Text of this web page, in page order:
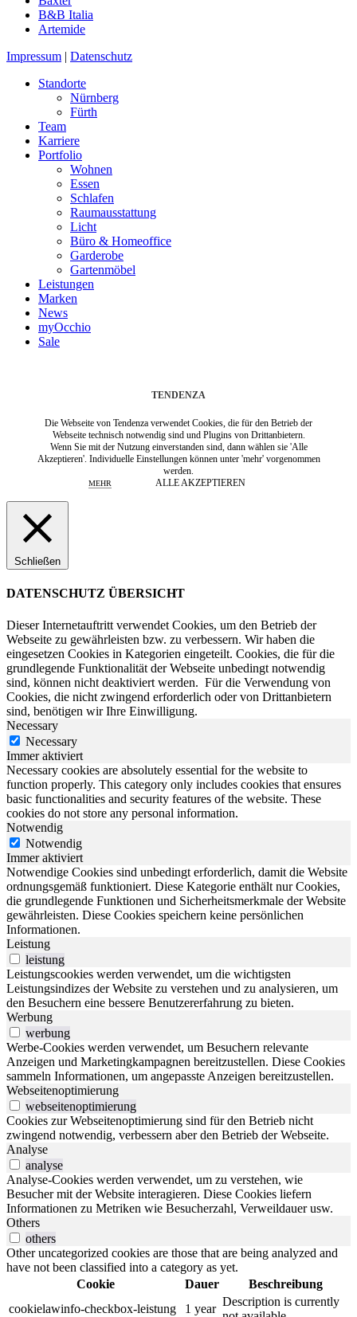
B&B Italia
Artemide
Impressum | Datenschutz
Standorte
Nürnberg
Fürth
Team
Karriere
Portfolio
Wohnen
Essen
Schlafen
Raumausstattung
Licht
Büro & Homeoffice
Garderobe
Gartenmöbel
Leistungen
Marken
News
myOcchio
Sale
TENDENZA
Die Webseite von Tendenza verwendet Cookies, die für den Betrieb der
Webseite technisch notwendig sind und Plugins von Drittanbietern.
Wenn Sie mit der Nutzung einverstanden sind, dann wählen sie 'Alle
Akzeptieren'. Individuelle Einstellungen können unter 'mehr' vorgenommen
werden.
MEHR ALLE AKZEPTIEREN
Schließen
DATENSCHUTZ ÜBERSICHT
Dieser Internetauftritt verwendet Cookies, um den Betrieb der
Webseite zu gewährleisten bzw. zu verbessern. Wir haben die
eingesetzen Cookies in Kategorien eingeteilt. Cookies, die für die
grundlegende Funktionalität der Webseite unbedingt notwendig
sind, können nicht deaktiviert werden. Für die Verwendung von
Cookies, die nicht zwingend erforderlich oder von Drittanbietern
sind, benötigen wir Ihre Einwilligung.
Necessary
Necessary
Immer aktiviert
Necessary cookies are absolutely essential for the website to
function properly. This category only includes cookies that ensures
basic functionalities and security features of the website. These
cookies do not store any personal information.
Notwendig
Notwendig
Immer aktiviert
Notwendige Cookies sind unbedingt erforderlich, damit die Website
ordnungsgemäß funktioniert. Diese Kategorie enthält nur Cookies,
die grundlegende Funktionen und Sicherheitsmerkmale der Website
gewährleisten. Diese Cookies speichern keine persönlichen
Informationen.
Leistung
leistung
Leistungscookies werden verwendet, um die wichtigsten
Leistungsindizes der Website zu verstehen und zu analysieren, um
den Besuchern eine bessere Benutzererfahrung zu bieten.
Werbung
werbung
Werbe-Cookies werden verwendet, um Besuchern relevante
Anzeigen und Marketingkampagnen bereitzustellen. Diese Cookies
sammeln Informationen, um angepasste Anzeigen bereitzustellen.
Webseitenoptimierung
webseitenoptimierung
Cookies zur Webseitenoptimierung sind für den Betrieb nicht
zwingend notwendig, verbessern aber den Betrieb der Webseite.
Analyse
analyse
Analyse-Cookies werden verwendet, um zu verstehen, wie
Besucher mit der Website interagieren. Diese Cookies liefern
Informationen zu Metriken wie Besucherzahl, Verweildauer usw.
Others
others
Other uncategorized cookies are those that are being analyzed and
have not been classified into a category as yet.
Cookie
Dauer
Beschreibung
cookielawinfo-checkbox-leistung
1 year
Description is currently